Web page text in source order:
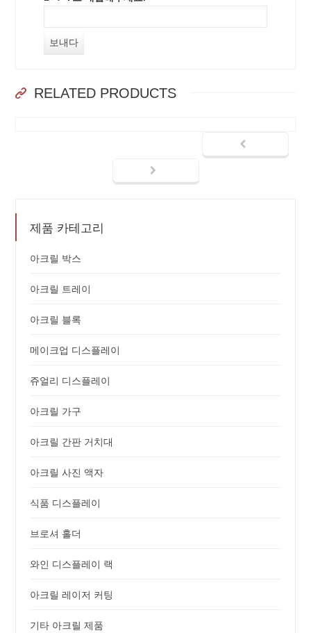
RELATED PRODUCTS
제품 카테고리
아크릴 박스
아크릴 트레이
아크릴 블록
메이크업 디스플레이
쥬얼리 디스플레이
아크릴 가구
아크릴 간판 거치대
아크릴 사진 액자
식품 디스플레이
브로셔 홀더
와인 디스플레이 랙
아크릴 레이저 커팅
기타 아크릴 제품